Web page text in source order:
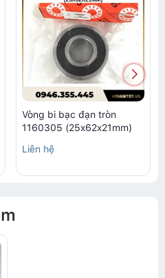
Vòng bi bạc đạn tròn
1160305 (25x62x21mm)
Liên hệ